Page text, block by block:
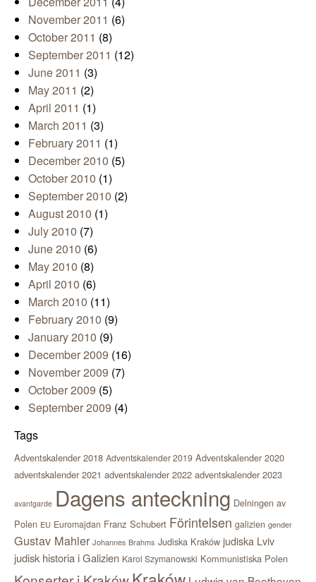
November 2011 (6)
October 2011 (8)
September 2011 (12)
June 2011 (3)
May 2011 (2)
April 2011 (1)
March 2011 (3)
February 2011 (1)
December 2010 (5)
October 2010 (1)
September 2010 (2)
August 2010 (1)
July 2010 (7)
June 2010 (6)
May 2010 (8)
April 2010 (6)
March 2010 (11)
February 2010 (9)
January 2010 (9)
December 2009 (16)
November 2009 (7)
October 2009 (5)
September 2009 (4)
Tags
Adventskalender 2018 Adventskalender 2019 Adventskalender 2020
adventskalender 2021 adventskalender 2022 adventskalender 2023
avantgarde Dagens anteckning Delningen av
Polen EU Euromajdan Franz Schubert Förintelsen galizien gender
Gustav Mahler Johannes Brahms Judiska Kraków judiska Lviv
judisk historia i Galizien Karol Szymanowski Kommunistiska Polen